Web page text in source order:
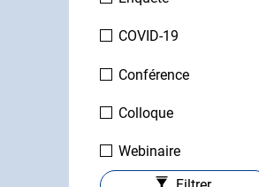
COVID-19
Conférence
Colloque
Webinaire